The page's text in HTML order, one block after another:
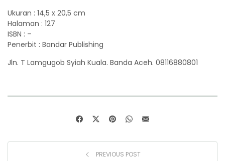
Ukuran : 14,5 x 20,5 cm
Halaman : 127
ISBN : –
Penerbit : Bandar Publishing
Jln. T Lamgugob Syiah Kuala. Banda Aceh. 08116880801
PREVIOUS POST